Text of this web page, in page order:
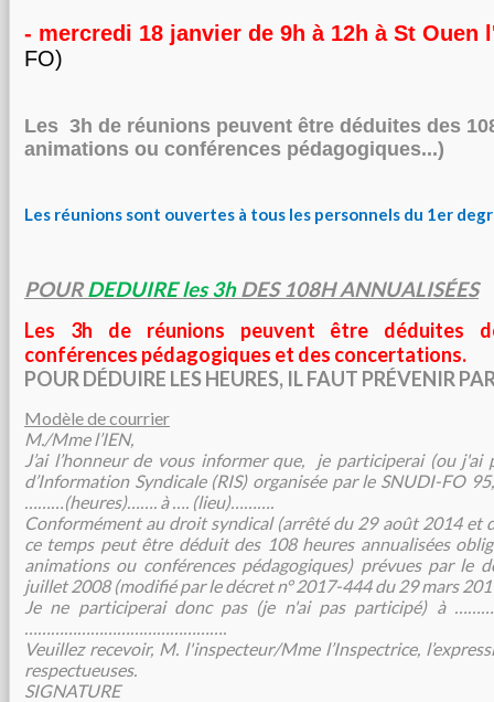
- mercredi 18 janvier de 9h à 12h à St Ouen
FO)
Les 3h de réunions peuvent être déduites des
animations ou conférences pédagogiques...)
Les réunions sont ouvertes à tous les personnels du 1er
POURDEDUIRE les 3hDES 108H ANNUALISÉES
Les 3h de réunions peuvent être déduites
conférences pédagogiques et des concertations.
POUR DÉDUIRE LES HEURES, IL FAUT PRÉVENIR
Modèle de courrier
M./Mme l’IEN,
J’ai l’honneur de vous informer que, je participerai (ou j'ai
d’Information Syndicale (RIS) organisée par le SNUDI-FO
………(heures)……. à …. (lieu)……….
Conformément au droit syndical (arrêté du 29 août 2014 et
ce temps peut être déduit des 108 heures annualisées
animations ou conférences pédagogiques) prévues par le
juillet 2008 (modifié par le décretn° 2017-444 du 29 mars
Je ne participerai donc pas (je n'ai pas participé) à
……………………………………….
Veuillez recevoir, M. l'inspecteur/Mme l’Inspectrice,
respectueuses.
SIGNATURE